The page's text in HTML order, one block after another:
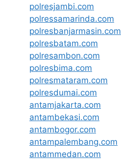
polresjambi.com
polressamarinda.com
polresbanjarmasin.com
polresbatam.com
polresambon.com
polresbima.com
polresmataram.com
polresdumai.com
antamjakarta.com
antambekasi.com
antambogor.com
antampalembang.com
antammedan.com